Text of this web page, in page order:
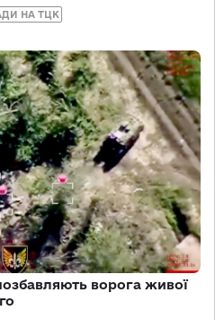
НА ТЦК
ворога живої